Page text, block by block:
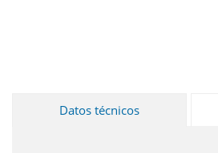
Datos técnicos